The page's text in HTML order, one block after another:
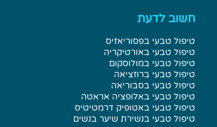
חשוב לדעת
טיפול טבעי בפסוריאזיס
טיפול טבעי באורטיקריה
טיפול טבעי במולוסקום
טיפול טבעי ברוזציאה
טיפול טבעי בסבוריאה
טיפול טבעי באלופציה אראטה
טיפול טבעי באטופיק דרמטיטיס
טיפול טבעי בנשירת שיער בנשים